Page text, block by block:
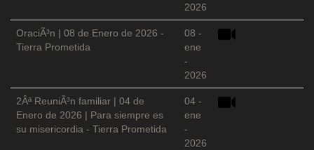
2026
OraciÃ³n | 08 de Enero de 2026 -
Tierra Prometida
08 -
ene
-
2026
2Âª ReuniÃ³n familiar | 04 de
Enero de 2026 | Para siempre es
su misericordia - Tierra Prometida
04 -
ene
-
2026